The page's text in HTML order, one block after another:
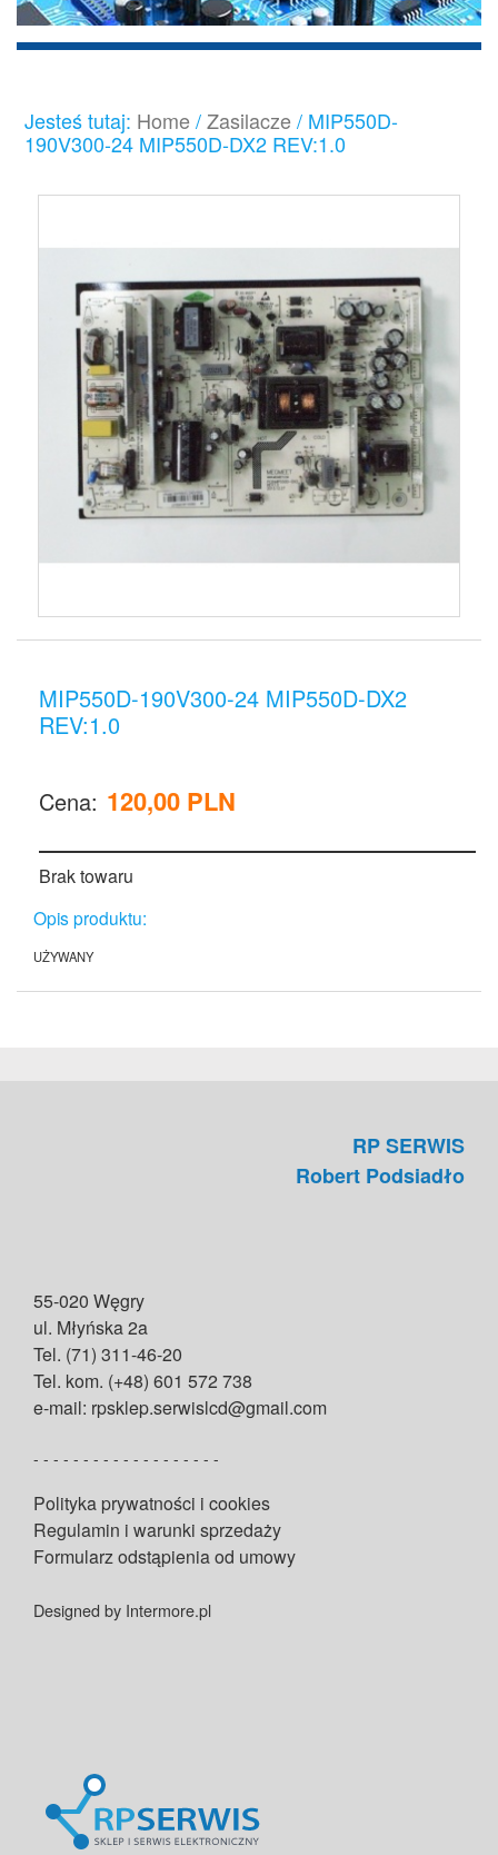
Jesteś tutaj: Home/Zasilacze/ MIP550D-
190V300-24 MIP550D-DX2 REV:1.0
MIP550D-190V300-24 MIP550D-DX2
REV:1.0
Cena: 120,00 PLN
Brak towaru
Opis produktu:
UŻYWANY
RP SERWIS
Robert Podsiadło
55-020 Węgry
ul. Młyńska 2a
Tel. (71) 311-46-20
Tel. kom. (+48) 601 572 738
e-mail: rpsklep.serwislcd@gmail.com
- - - - - - - - - - - - - - - - - - -
Polityka prywatności i cookies
Regulamin i warunki sprzedaży
Formularz odstąpienia od umowy
Designed by Intermore.pl